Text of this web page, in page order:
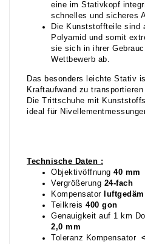
eine im Stativkopf
schnelles und sicheres
Die Kunststoffteile sind
Polyamid und somit
sie sich in ihrer
Wettbewerb ab.
Das besonders leichte Stativ
Kraftaufwand zu
Die Trittschuhe mit
ideal für
Technische Daten :
Objektivöffnung 40 mm
Vergrößerung 24-fach
Kompensator
Teilkreis 400 gon
Genauigkeit auf 1 km
2,0 mm
Toleranz Kompensator